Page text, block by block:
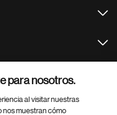
para nosotros.
al visitar nuestras
nos muestran cómo